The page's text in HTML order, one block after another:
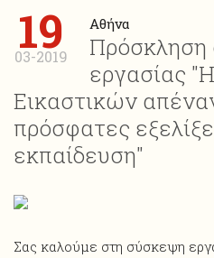
19
03-2019
Αθήνα
εργασίας
Εικαστικών
πρόσφατες
εκπαίδευση"
Σας καλούμε στη σύσκεψη